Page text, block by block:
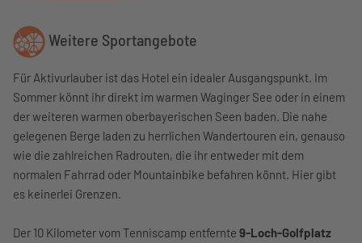
Weitere Sportangebote
Für Aktivurlauber ist das Hotel ein idealer Ausgangspunkt. Im
Sommer könnt ihr direkt im warmen Waginger See oder in einem
der weiteren warmen oberbayerischen Seen baden. Die nahe
gelegenen Berge laden zu herrlichen Wandertouren ein, genauso
wie die zahlreichen Radrouten, die ihr entweder mit dem
normalen Fahrrad oder Mountainbike befahren könnt. Hier gibt
es keinerlei Grenzen.
Der 10 Kilometer vom Tenniscamp entfernte 9-Loch-Golfplatz